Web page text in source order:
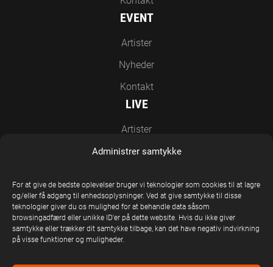
Administrer samtykke
For at give de bedste oplevelser bruger vi teknologier som cookies til at lagre
og/eller få adgang til enhedsoplysninger. Ved at give samtykke til disse
teknologier giver du os mulighed for at behandle data såsom
browsingadfærd eller unikke ID'er på dette website. Hvis du ikke giver
samtykke eller trækker dit samtykke tilbage, kan det have negativ indvirkning
på visse funktioner og muligheder.
EVENT
Artister
Nyheder
Kontakt
LIVE
Artister
Nyheder
EN DEL AF UNITED STAGE GROUP